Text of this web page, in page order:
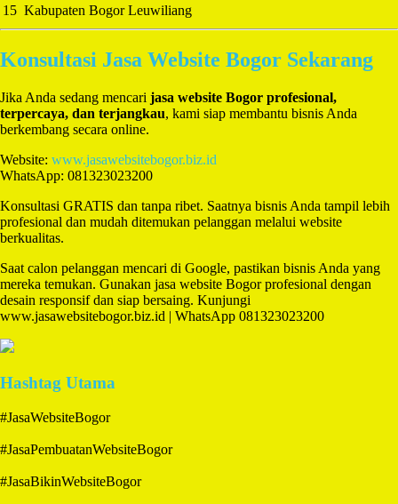
15 Kabupaten Bogor Leuwiliang
Konsultasi Jasa Website Bogor Sekarang
Jika Anda sedang mencari jasa website Bogor profesional,
terpercaya, dan terjangkau, kami siap membantu bisnis Anda
berkembang secara online.
Website: www.jasawebsitebogor.biz.id
WhatsApp: 081323023200
Konsultasi GRATIS dan tanpa ribet. Saatnya bisnis Anda tampil lebih
profesional dan mudah ditemukan pelanggan melalui website
berkualitas.
Saat calon pelanggan mencari di Google, pastikan bisnis Anda yang
mereka temukan. Gunakan jasa website Bogor profesional dengan
desain responsif dan siap bersaing. Kunjungi
www.jasawebsitebogor.biz.id | WhatsApp 081323023200
Hashtag Utama
#JasaWebsiteBogor
#JasaPembuatanWebsiteBogor
#JasaBikinWebsiteBogor